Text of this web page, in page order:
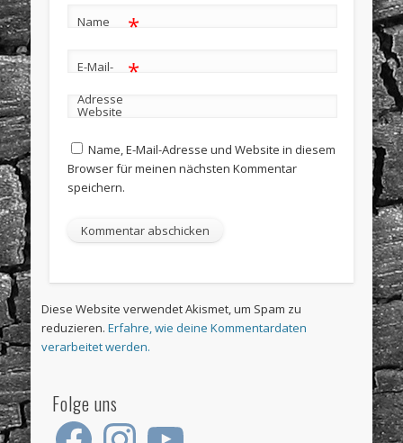
Name *
E-Mail-
Adresse
*
Website
Name, E-Mail-Adresse und Website in diesem
Browser für meinen nächsten Kommentar
speichern.
Diese Website verwendet Akismet, um Spam zu
reduzieren.Erfahre, wie deine Kommentardaten
verarbeitet werden.
Folge uns
Facebook Instagram